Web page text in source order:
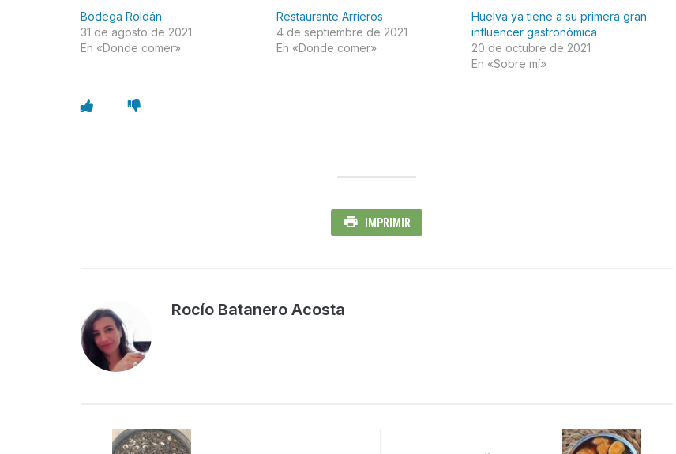
Bodega Roldán
31 de agosto de 2021
En «Donde comer»
Restaurante Arrieros
4 de septiembre de 2021
En «Donde comer»
Huelva ya tiene a su primera gran
influencer gastronómica
20 de octubre de 2021
En «Sobre mí»
IMPRIMIR
Rocío Batanero Acosta